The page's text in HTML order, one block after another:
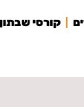
קורסי שבתון